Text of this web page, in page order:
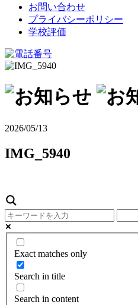
お問い合わせ
プライバシーポリシー
学校評価
2026/05/13
IMG_5940
Exact matches only
Search in title
Search in content